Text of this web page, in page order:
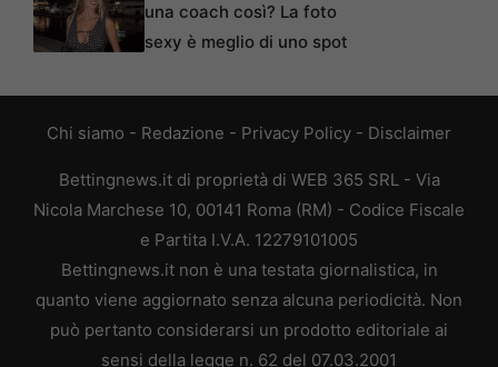
una coach così? La foto
sexy è meglio di uno spot
Chi siamo - Redazione - Privacy Policy - Disclaimer
Bettingnews.it di proprietà di WEB 365 SRL - Via
Nicola Marchese 10, 00141 Roma (RM) - Codice Fiscale
e Partita I.V.A. 12279101005
Bettingnews.it non è una testata giornalistica, in
quanto viene aggiornato senza alcuna periodicità. Non
può pertanto considerarsi un prodotto editoriale ai
sensi della legge n. 62 del 07.03.2001